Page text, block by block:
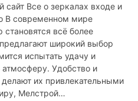
Все о зеркалах входе и
В современном мире
всё более
широкий выбор
испытать удачу и
Удобство и
их привлекательными
Мелстрой…